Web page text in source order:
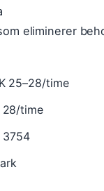
eliminerer
25–28/time
28/time
3754